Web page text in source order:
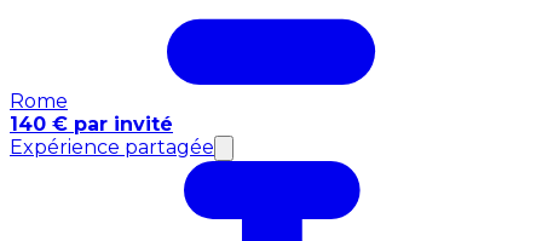
Rome
140 € par invité
Expérience partagée